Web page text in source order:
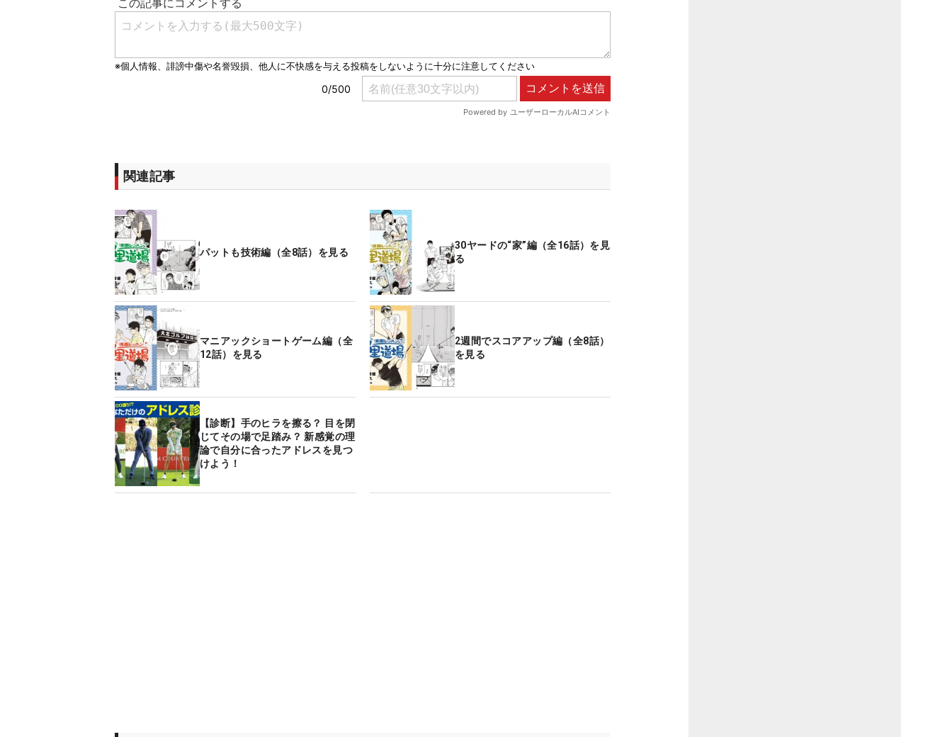
関連記事
パットも技術編（全8話）を見る
30ヤードの“家”編（全16話）を見
る
マニアックショートゲーム編（全
12話）を見る
2週間でスコアアップ編（全8話）
を見る
【診断】手のヒラを擦る？ 目を閉
じてその場で足踏み？ 新感覚の理
論で自分に合ったアドレスを見つ
けよう！